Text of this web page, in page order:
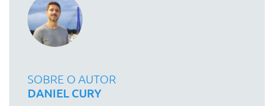
SOBRE O AUTOR
DANIEL CURY